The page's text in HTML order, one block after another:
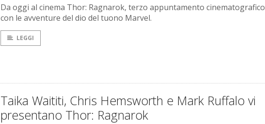
Da oggi al cinema Thor: Ragnarok, terzo appuntamento cinematografico
con le avventure del dio del tuono Marvel.
LEGGI
Taika Waititi, Chris Hemsworth e Mark Ruffalo vi
presentano Thor: Ragnarok